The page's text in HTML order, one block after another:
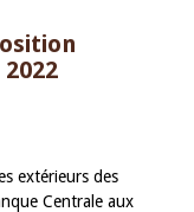
extérieurs des
Centrale aux